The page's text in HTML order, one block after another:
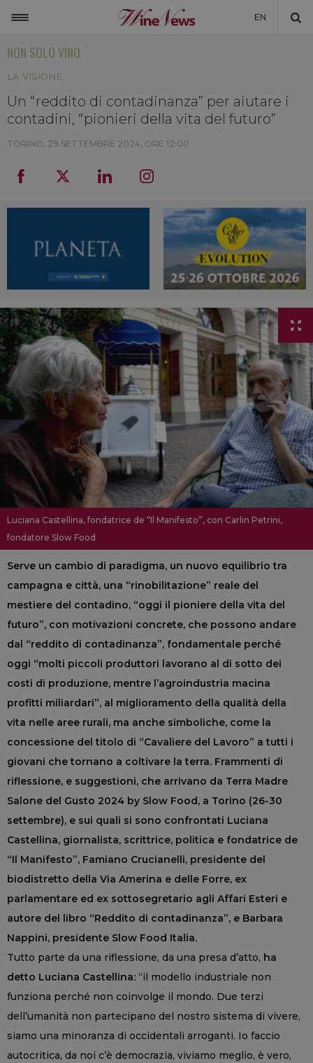
EN
NON SOLO VINO
WINENEWS TV
NON SOLO VINO
LA VISIONE
Un “reddito di contadinanza” per aiutare i
contadini, “pionieri della vita del futuro”
TORINO, 29 SETTEMBRE 2024, ORE 12:00
Luciana Castellina, fondatrice de “Il Manifesto”, con Carlin Petrini,
fondatore Slow Food
Serve un cambio di paradigma, un nuovo equilibrio tra
campagna e città, una “rinobilitazione” reale del
mestiere del contadino, “oggi il pioniere della vita del
futuro”, con motivazioni concrete, che possono andare
dal “reddito di contadinanza”, fondamentale perché
oggi “molti piccoli produttori lavorano al di sotto dei
costi di produzione, mentre l’agroindustria macina
profitti miliardari”, al miglioramento della qualità della
vita nelle aree rurali, ma anche simboliche, come la
concessione del titolo di “Cavaliere del Lavoro” a tutti i
giovani che tornano a coltivare la terra. Frammenti di
riflessione, e suggestioni, che arrivano da Terra Madre
Salone del Gusto 2024 by Slow Food, a Torino (26-30
settembre), e sui quali si sono confrontati Luciana
Castellina, giornalista, scrittrice, politica e fondatrice de
“Il Manifesto”, Famiano Crucianelli, presidente del
biodistretto della Via Amerina e delle Forre, ex
parlamentare ed ex sottosegretario agli Affari Esteri e
autore del libro “Reddito di contadinanza”, e Barbara
Nappini, presidente Slow Food Italia.
Tutto parte da una riflessione, da una presa d’atto, ha
detto Luciana Castellina: “il modello industriale non
funziona perché non coinvolge il mondo. Due terzi
dell’umanità non partecipano del nostro sistema di vivere,
siamo una minoranza di occidentali arroganti. Io faccio
autocritica, da noi c’è democrazia, viviamo meglio, è vero,